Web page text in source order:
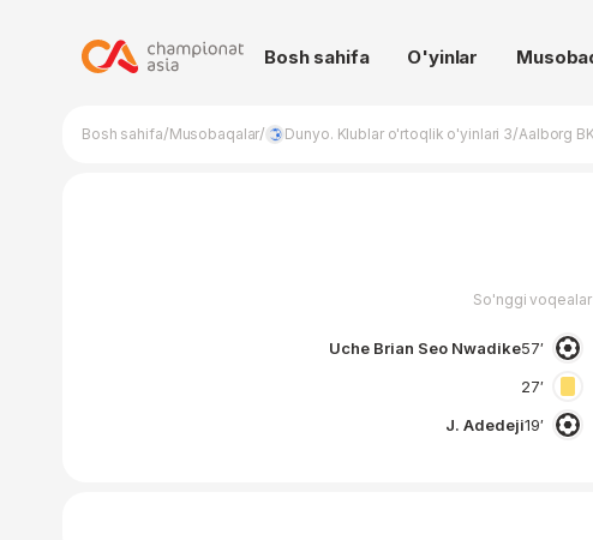
Bosh sahifa O'yinlar
Bosh sahifa/Musobaqalar/ Dunyo. Klublar o'rtoqlik o'yinlari 3/Aalborg
So'nggi voqealar
Uche Brian Seo Nwadike57′
27′
J. Adedeji19′